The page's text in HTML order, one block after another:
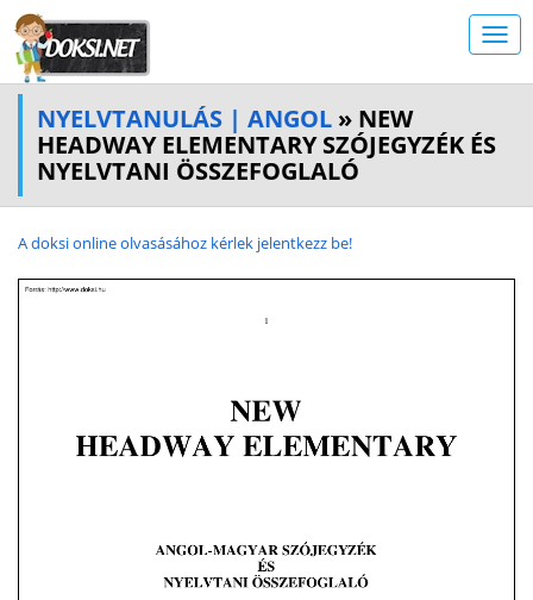
NYELVTANULÁS | ANGOL » NEW
HEADWAY ELEMENTARY SZÓJEGYZÉK ÉS
NYELVTANI ÖSSZEFOGLALÓ
A doksi online olvasásához kérlek jelentkezz be!